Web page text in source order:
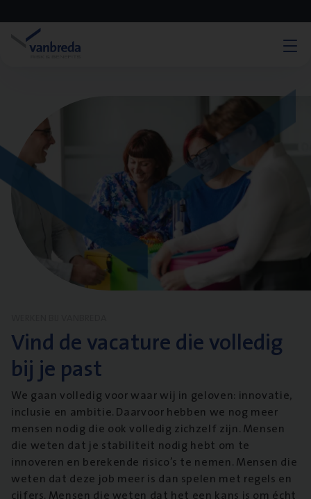
Vind de vacature die volledig
bij je past
We gaan volledig voor waar wij in geloven: innovatie,
inclusie en ambitie. Daarvoor hebben we nog meer
mensen nodig die ook volledig zichzelf zijn. Mensen
die weten dat je stabiliteit nodig hebt om te
innoveren en berekende risico’s te nemen. Mensen die
weten dat deze job meer is dan spelen met regels en
cijfers. Mensen die weten dat het een kans is om écht